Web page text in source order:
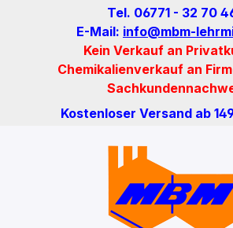
Zum Hauptinhalt springenTel. 06771 - 32 70
E-Mail: info@mbm-
Kein Verkauf an
Chemikalienverkauf an
Kostenloser Versand ab